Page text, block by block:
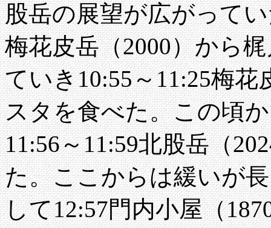
股岳の展望が広がって
梅花皮岳（2000）から
ていき10:55～11:25梅
スタを食べた。この頃
11:56～11:59北股岳（
た。ここからは緩いが
して12:57門内小屋（